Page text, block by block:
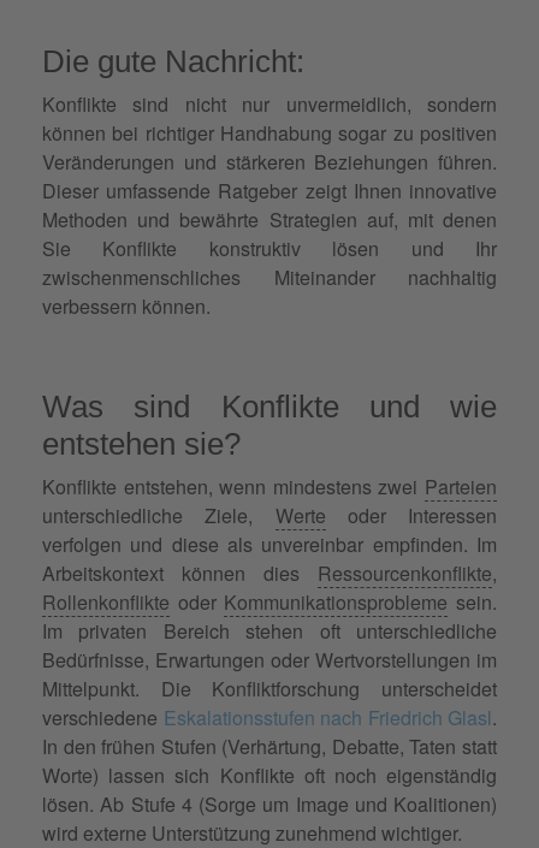
Die gute Nachricht:
Konflikte sind nicht nur unvermeidlich, sondern
können bei richtiger Handhabung sogar zu positiven
Veränderungen und stärkeren Beziehungen führen.
Dieser umfassende Ratgeber zeigt Ihnen innovative
Methoden und bewährte Strategien auf, mit denen
Sie Konflikte konstruktiv lösen und Ihr
zwischenmenschliches Miteinander nachhaltig
verbessern können.
Was sind Konflikte und wie
entstehen sie?
Konflikte entstehen, wenn mindestens zwei Parteien
unterschiedliche Ziele, Werte oder Interessen
verfolgen und diese als unvereinbar empfinden. Im
Arbeitskontext können dies Ressourcenkonflikte,
Rollenkonflikte oder Kommunikationsprobleme sein.
Im privaten Bereich stehen oft unterschiedliche
Bedürfnisse, Erwartungen oder Wertvorstellungen im
Mittelpunkt. Die Konfliktforschung unterscheidet
verschiedene Eskalationsstufen nach Friedrich Glasl.
In den frühen Stufen (Verhärtung, Debatte, Taten statt
Worte) lassen sich Konflikte oft noch eigenständig
lösen. Ab Stufe 4 (Sorge um Image und Koalitionen)
wird externe Unterstützung zunehmend wichtiger.